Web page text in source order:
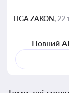
LIGA ZAKON, 22
Повний